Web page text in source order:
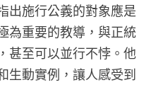
出施行公義的對象應是
為重要的教導，與正統
甚至可以並行不悖。他
生動實例，讓人感受到